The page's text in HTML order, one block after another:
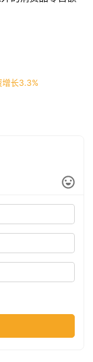
长3.3%